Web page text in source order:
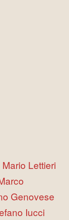
Mario Lettieri
Genovese
Iucci